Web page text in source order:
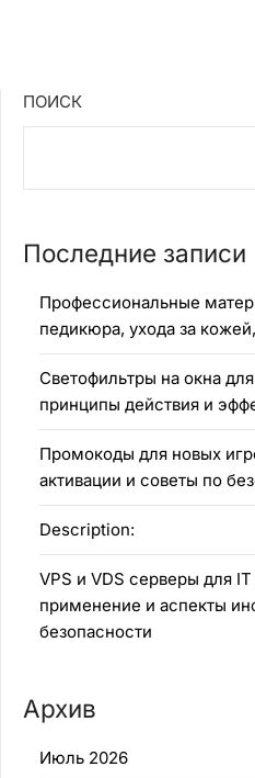
ПОИСК
Последние записи
Профессиональные
педикюра, ухода за
Светофильтры на окна
принципы действия и
Промокоды для новых
активации и советы по
Description:
VPS и VDS серверы для IT
применение и аспекты
безопасности
Архив
Июль 2026